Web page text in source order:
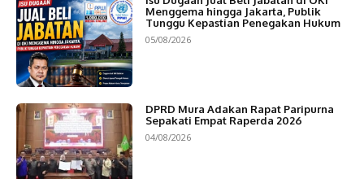
Menggema hingga Jakarta, Publik
Tunggu Kepastian Penegakan Hukum
05/08/2026
DPRD Mura Adakan Rapat Paripurna
Sepakati Empat Raperda 2026
04/08/2026